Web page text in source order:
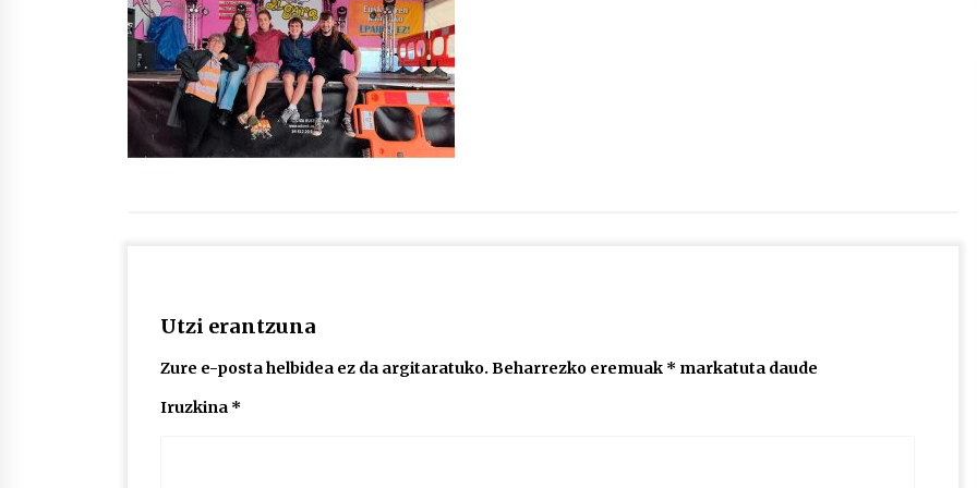
protagonista
2026/07/16
POTTO: San Pedro jaietako bertso-
saioa
2026/07/09
Utzi erantzuna
Zure e-posta helbidea ez da argitaratuko. Beharrezko eremuak * markatuta daude
Iruzkina *